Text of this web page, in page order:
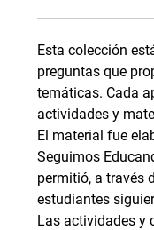
Esta colección
preguntas que
temáticas. Cada
actividades y
El material fue
Seguimos
permitió, a través
estudiantes
Las actividades y